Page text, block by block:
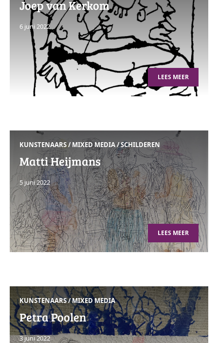
Joep van Kerkom
6 juni 2022
LEES MEER
KUNSTENAARS/MIXED MEDIA/SCHILDEREN
Matti Heijmans
5 juni 2022
LEES MEER
KUNSTENAARS/MIXED MEDIA
Petra Poolen
3 juni 2022